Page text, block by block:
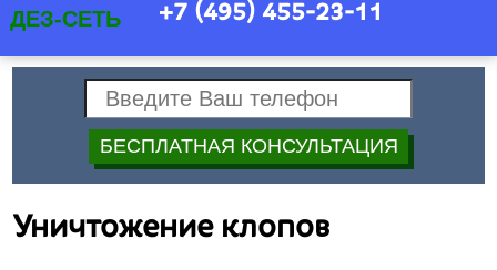
ДЕЗ-СЕТЬ +7 (495) 455-23-11
Уничтожение клопов